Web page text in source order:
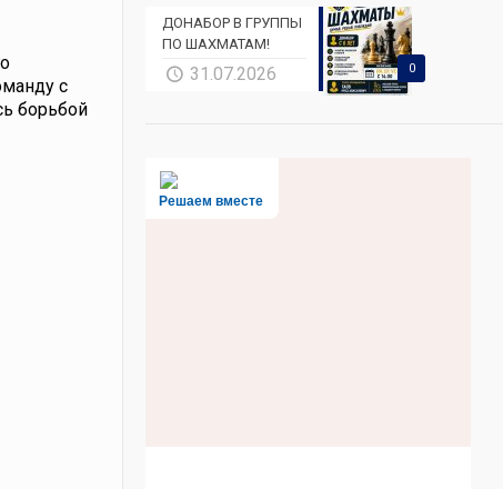
с
борьбой
0
ДОНАБОР В ГРУППЫ
ПО ШАХМАТАМ!
31.07.2026
Решаем вместе